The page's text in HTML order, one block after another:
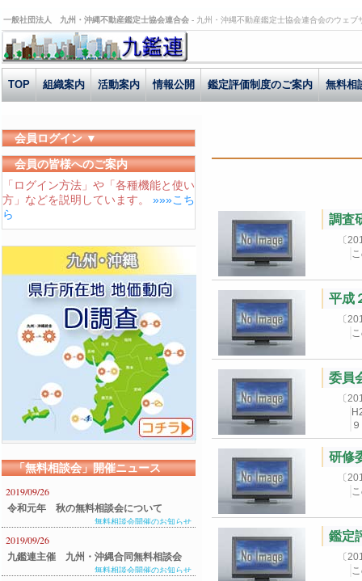
一般社団法人 九州・沖縄不動産鑑定士協会連合会 - 九州・沖縄不動産鑑定士協会連合会のウェ
TOP 組織案内 活動案内 情報公開 鑑定評価制度のご案内 無料相
調査
〔
平成
〔
委員
〔
研修
〔
鑑定
〔
会員ログイン ▼
ユーザーID
パスワード
会員の皆様へのご案内
「ログイン方法」や「各種機能と使い
方」などを説明しています。 »»»こち
ら
「無料相談会」開催ニュース
2019/09/26
令和元年 秋の無料相談会について
無料相談会開催のお知らせ
2019/09/26
九鑑連主催 九州・沖縄合同無料相談会
のご案内
無料相談会開催のお知らせ